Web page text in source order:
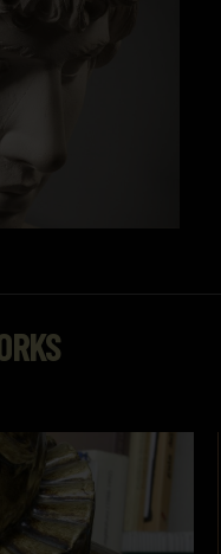
Rodríguez, Luis,
de Sevilla :
de vaciados :
(Universidad